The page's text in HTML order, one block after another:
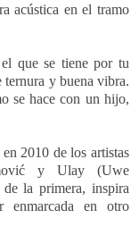
acústica en el tramo
que se tiene por tu
ternura y buena vibra.
se hace con un hijo,
2010 de los artistas
y Ulay (Uwe
la primera, inspira
en otro